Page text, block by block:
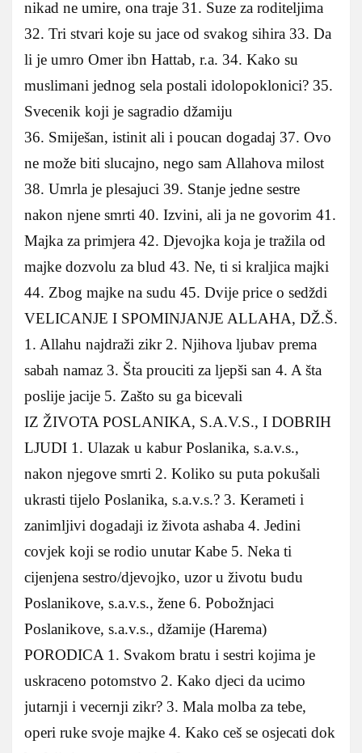
nikad ne umire, ona traje 31. Suze za roditeljima
32. Tri stvari koje su jace od svakog sihira 33. Da
li je umro Omer ibn Hattab, r.a. 34. Kako su
muslimani jednog sela postali idolopoklonici? 35.
Svecenik koji je sagradio džamiju
36. Smiješan, istinit ali i poucan dogadaj 37. Ovo
ne može biti slucajno, nego sam Allahova milost
38. Umrla je plesajuci 39. Stanje jedne sestre
nakon njene smrti 40. Izvini, ali ja ne govorim 41.
Majka za primjera 42. Djevojka koja je tražila od
majke dozvolu za blud 43. Ne, ti si kraljica majki
44. Zbog majke na sudu 45. Dvije price o sedždi
VELICANJE I SPOMINJANJE ALLAHA, DŽ.Š.
1. Allahu najdraži zikr 2. Njihova ljubav prema
sabah namaz 3. Šta prouciti za ljepši san 4. A šta
poslije jacije 5. Zašto su ga bicevali
IZ ŽIVOTA POSLANIKA, S.A.V.S., I DOBRIH
LJUDI 1. Ulazak u kabur Poslanika, s.a.v.s.,
nakon njegove smrti 2. Koliko su puta pokušali
ukrasti tijelo Poslanika, s.a.v.s.? 3. Kerameti i
zanimljivi dogadaji iz života ashaba 4. Jedini
covjek koji se rodio unutar Kabe 5. Neka ti
cijenjena sestro/djevojko, uzor u životu budu
Poslanikove, s.a.v.s., žene 6. Pobožnjaci
Poslanikove, s.a.v.s., džamije (Harema)
PORODICA 1. Svakom bratu i sestri kojima je
uskraceno potomstvo 2. Kako djeci da ucimo
jutarnji i vecernji zikr? 3. Mala molba za tebe,
operi ruke svoje majke 4. Kako ceš se osjecati dok